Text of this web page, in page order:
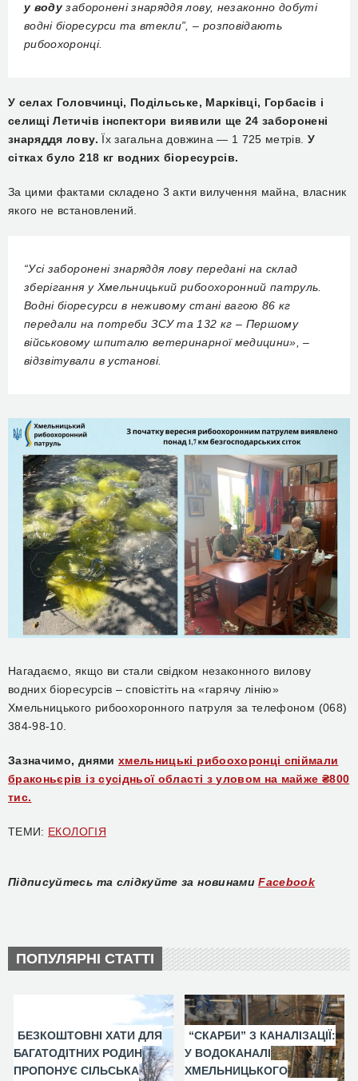
у воду заборонені знаряддя лову, незаконно добуті
водні біоресурси та втекли”, – розповідають
рибоохоронці.
У селах Головчинці, Подільське, Марківці, Горбасів і
селищі Летичів інспектори виявили ще 24 заборонені
знаряддя лову. Їх загальна довжина — 1 725 метрів. У
сітках було 218 кг водних біоресурсів.
За цими фактами складено 3 акти вилучення майна, власник
якого не встановлений.
“Усі заборонені знаряддя лову передані на склад
зберігання у Хмельницький рибоохоронний патруль.
Водні біоресурси в неживому стані вагою 86 кг
передали на потреби ЗСУ та 132 кг – Першому
військовому шпиталю ветеринарної медицини», –
відзвітували в установі.
Нагадаємо, якщо ви стали свідком незаконного вилову
водних біоресурсів – сповістіть на «гарячу лінію»
Хмельницького рибоохоронного патруля за телефоном (068)
384-98-10.
Зазначимо, днями хмельницькі рибоохоронці спіймали
браконьєрів із сусідньої області з уловом на майже ₴800
тис.
ТЕМИ: ЕКОЛОГІЯ
Підписуйтесь та слідкуйте за новинами Facebook
ПОПУЛЯРНІ СТАТТІ
БЕЗКОШТОВНІ ХАТИ ДЛЯ
БАГАТОДІТНИХ РОДИН
ПРОПОНУЄ СІЛЬСЬКА
“СКАРБИ” З КАНАЛІЗАЦІЇ:
У ВОДОКАНАЛІ
ХМЕЛЬНИЦЬКОГО